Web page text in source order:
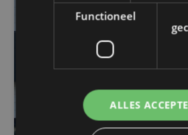
het
Functioneel
ALLES